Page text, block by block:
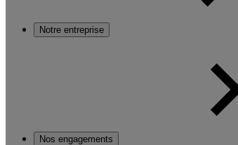
Notre entreprise
Nos engagements